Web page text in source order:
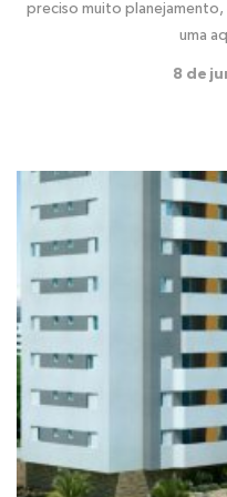
preciso muito
uma
8 de